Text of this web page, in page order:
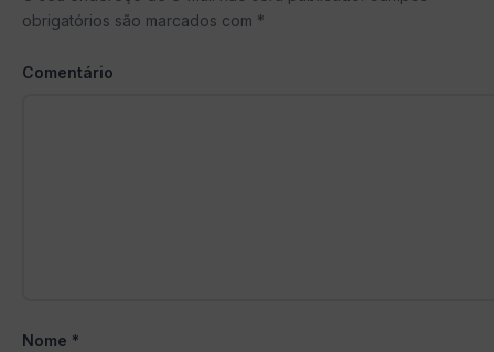
obrigatórios são marcados com *
Comentário
Nome *